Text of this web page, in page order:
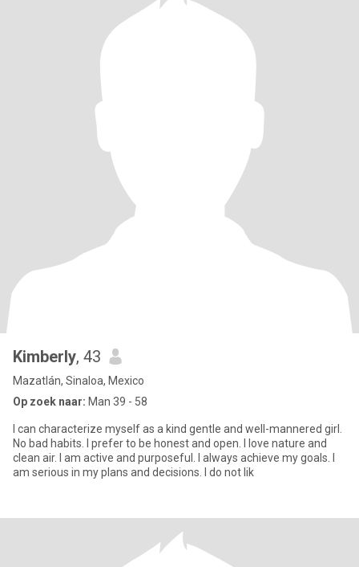
Kimberly, 43
Mazatlán, Sinaloa, Mexico
Op zoek naar: Man 39 - 58
I can characterize myself as a kind gentle and well-mannered girl.
No bad habits. I prefer to be honest and open. I love nature and
clean air. I am active and purposeful. I always achieve my goals. I
am serious in my plans and decisions. I do not lik